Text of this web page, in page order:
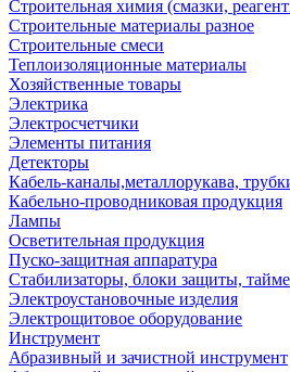
Строительная химия (смазки,
Строительные материалы разное
Строительные смеси
Теплоизоляционные материалы
Хозяйственные товары
Электрика
Электросчетчики
Элементы питания
Детекторы
Кабель-каналы,металлорукава,
Кабельно-проводниковая продукция
Лампы
Осветительная продукция
Пуско-защитная аппаратура
Стабилизаторы, блоки защиты,
Электроустановочные изделия
Электрощитовое оборудование
Инструмент
Абразивный и зачистной инструмент